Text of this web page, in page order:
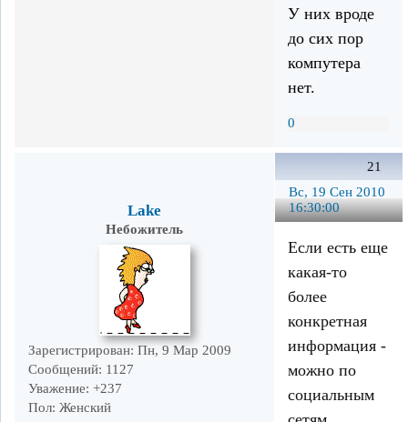
У них вроде
до сих пор
компутера
нет.
0
21
Вс, 19 Сен 2010
16:30:00
Lake
Небожитель
Зарегистрирован: Пн, 9 Мар 2009
Сообщений: 1127
Уважение: +237
Пол: Женский
Если есть еще
какая-то
более
конкретная
информация -
можно по
социальным